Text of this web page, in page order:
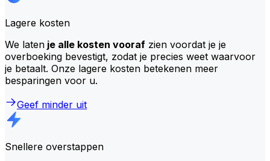
Lagere kosten
We laten je alle kosten vooraf zien voordat je je
overboeking bevestigt, zodat je precies weet waarvoor
je betaalt. Onze lagere kosten betekenen meer
besparingen voor u.
Geef minder uit
Snellere overstappen